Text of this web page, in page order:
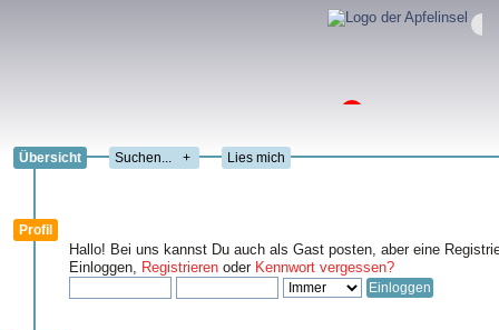
Übersicht + Lies mich
Profil
Hallo! Bei uns kannst Du auch als Gast posten, aber eine
Einloggen, Registrieren oder Kennwort vergessen?